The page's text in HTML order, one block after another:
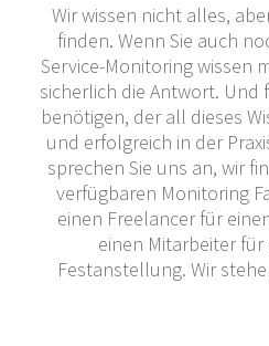
Wir wissen nicht alles,
finden. Wenn Sie auch
Service-Monitoring wissen
sicherlich die Antwort. Und
benötigen, der all dieses
und erfolgreich in der
sprechen Sie uns an, wir
verfügbaren Monitoring
einen Freelancer für
einen Mitarbeiter
Festanstellung. Wir